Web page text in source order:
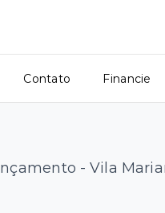
Contato Financie
- Vila